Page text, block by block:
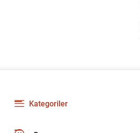
Kategoriler